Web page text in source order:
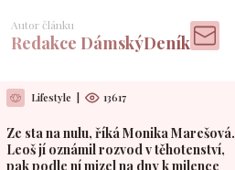
Autor článku
Redakce DámskýDeník
Lifestyle 13617
Ze sta na nulu, říká Monika Marešová.
Leoš jí oznámil rozvod v těhotenství,
pak podle ní mizel na dny k milence